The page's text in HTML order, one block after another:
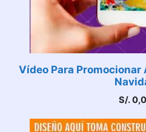
Vídeo Para Promocionar
S/.